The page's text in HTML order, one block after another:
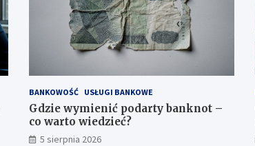
BANKOWOŚĆ USŁUGI BANKOWE
Gdzie wymienić podarty banknot –
co warto wiedzieć?
5 sierpnia 2026